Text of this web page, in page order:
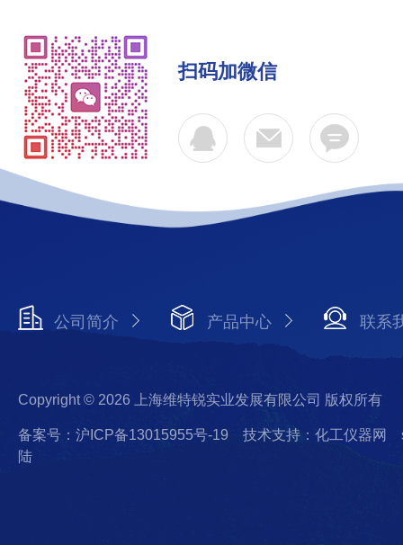
扫码加微信
公司简介 产品中心 联系
Copyright © 2026 上海维特锐实业发展有限公司 版权所有
备案号：沪ICP备13015955号-19 技术支持：化工仪器网
陆